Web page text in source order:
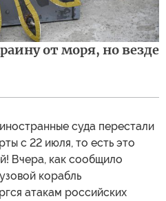
от моря, но везде
суда перестали
с 22 июля, то есть это
Вчера, как сообщило
корабль
атакам российских